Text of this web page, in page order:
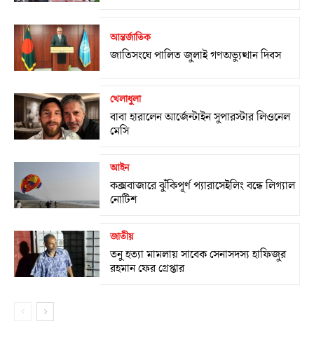
আন্তর্জাতিক
জাতিসংঘে পালিত জুলাই গণঅভ্যুত্থান দিবস
খেলাধুলা
বাবা হারালেন আর্জেন্টাইন সুপারস্টার লিওনেল
মেসি
আইন
কক্সবাজারে ঝুঁকিপূর্ণ প্যারাসেইলিং বন্ধে লিগ্যাল
নোটিশ
জাতীয়
তনু হত্যা মামলায় সাবেক সেনাসদস্য হাফিজুর
রহমান ফের গ্রেপ্তার